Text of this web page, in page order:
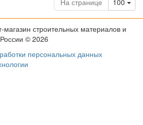
строительных материалов и
© 2026
персональных данных